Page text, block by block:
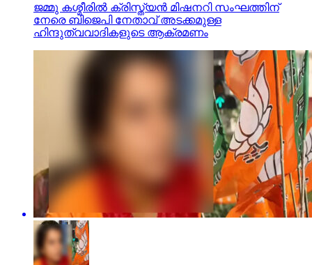
ജമ്മു കശ്മീരില്‍ ക്രിസ്ത്യന്‍ മിഷനറി സംഘത്തിന്
നേരെ ബിജെപി നേതാവ് അടക്കമുള്ള
ഹിന്ദുത്വവാദികളുടെ ആക്രമണം